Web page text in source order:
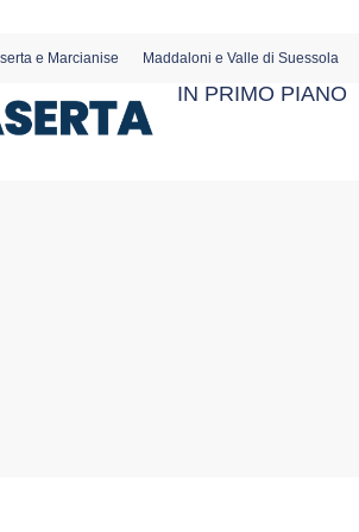
e Marcianise Maddaloni e Valle di Suessola
IN PRIMO PIANO